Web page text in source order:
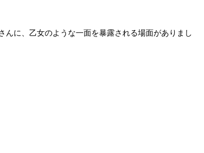
に、乙女のような一面を暴露される場面がありまし